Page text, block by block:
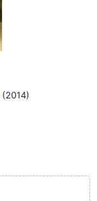
(2014)